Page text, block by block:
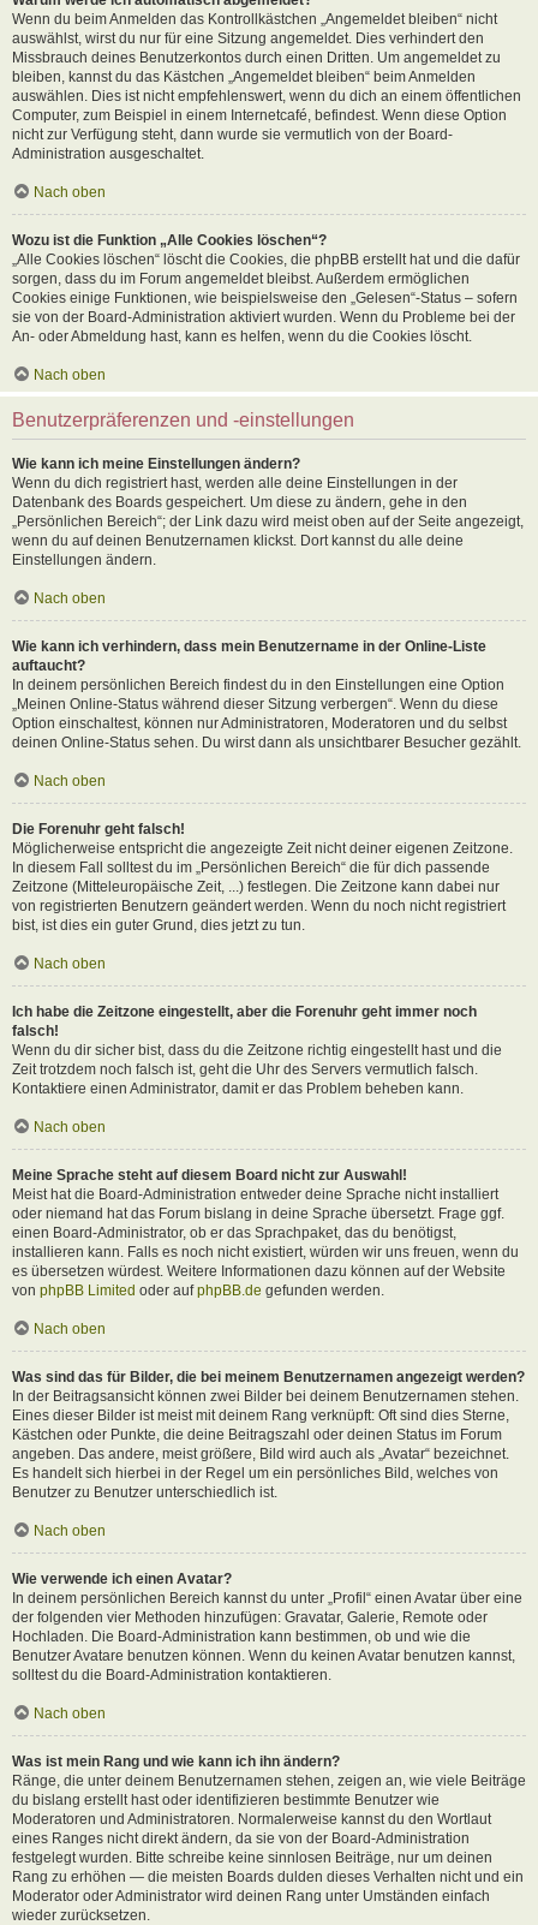
Wenn du beim Anmelden das Kontrollkästchen „Angemeldet bleiben“ nicht
auswählst, wirst du nur für eine Sitzung angemeldet. Dies verhindert den
Missbrauch deines Benutzerkontos durch einen Dritten. Um angemeldet zu
bleiben, kannst du das Kästchen „Angemeldet bleiben“ beim Anmelden
auswählen. Dies ist nicht empfehlenswert, wenn du dich an einem öffentlichen
Computer, zum Beispiel in einem Internetcafé, befindest. Wenn diese Option
nicht zur Verfügung steht, dann wurde sie vermutlich von der Board-
Administration ausgeschaltet.
Nach oben
Wozu ist die Funktion „Alle Cookies löschen“?
„Alle Cookies löschen“ löscht die Cookies, die phpBB erstellt hat und die dafür
sorgen, dass du im Forum angemeldet bleibst. Außerdem ermöglichen
Cookies einige Funktionen, wie beispielsweise den „Gelesen“-Status – sofern
sie von der Board-Administration aktiviert wurden. Wenn du Probleme bei der
An- oder Abmeldung hast, kann es helfen, wenn du die Cookies löscht.
Nach oben
Benutzerpräferenzen und -einstellungen
Wie kann ich meine Einstellungen ändern?
Wenn du dich registriert hast, werden alle deine Einstellungen in der
Datenbank des Boards gespeichert. Um diese zu ändern, gehe in den
„Persönlichen Bereich“; der Link dazu wird meist oben auf der Seite angezeigt,
wenn du auf deinen Benutzernamen klickst. Dort kannst du alle deine
Einstellungen ändern.
Nach oben
Wie kann ich verhindern, dass mein Benutzername in der Online-Liste
auftaucht?
In deinem persönlichen Bereich findest du in den Einstellungen eine Option
„Meinen Online-Status während dieser Sitzung verbergen“. Wenn du diese
Option einschaltest, können nur Administratoren, Moderatoren und du selbst
deinen Online-Status sehen. Du wirst dann als unsichtbarer Besucher gezählt.
Nach oben
Die Forenuhr geht falsch!
Möglicherweise entspricht die angezeigte Zeit nicht deiner eigenen Zeitzone.
In diesem Fall solltest du im „Persönlichen Bereich“ die für dich passende
Zeitzone (Mitteleuropäische Zeit, ...) festlegen. Die Zeitzone kann dabei nur
von registrierten Benutzern geändert werden. Wenn du noch nicht registriert
bist, ist dies ein guter Grund, dies jetzt zu tun.
Nach oben
Ich habe die Zeitzone eingestellt, aber die Forenuhr geht immer noch
falsch!
Wenn du dir sicher bist, dass du die Zeitzone richtig eingestellt hast und die
Zeit trotzdem noch falsch ist, geht die Uhr des Servers vermutlich falsch.
Kontaktiere einen Administrator, damit er das Problem beheben kann.
Nach oben
Meine Sprache steht auf diesem Board nicht zur Auswahl!
Meist hat die Board-Administration entweder deine Sprache nicht installiert
oder niemand hat das Forum bislang in deine Sprache übersetzt. Frage ggf.
einen Board-Administrator, ob er das Sprachpaket, das du benötigst,
installieren kann. Falls es noch nicht existiert, würden wir uns freuen, wenn du
es übersetzen würdest. Weitere Informationen dazu können auf der Website
von phpBB Limited oder aufphpBB.de gefunden werden.
Nach oben
Was sind das für Bilder, die bei meinem Benutzernamen angezeigt werden?
In der Beitragsansicht können zwei Bilder bei deinem Benutzernamen stehen.
Eines dieser Bilder ist meist mit deinem Rang verknüpft: Oft sind dies Sterne,
Kästchen oder Punkte, die deine Beitragszahl oder deinen Status im Forum
angeben. Das andere, meist größere, Bild wird auch als „Avatar“ bezeichnet.
Es handelt sich hierbei in der Regel um ein persönliches Bild, welches von
Benutzer zu Benutzer unterschiedlich ist.
Nach oben
Wie verwende ich einen Avatar?
In deinem persönlichen Bereich kannst du unter „Profil“ einen Avatar über eine
der folgenden vier Methoden hinzufügen: Gravatar, Galerie, Remote oder
Hochladen. Die Board-Administration kann bestimmen, ob und wie die
Benutzer Avatare benutzen können. Wenn du keinen Avatar benutzen kannst,
solltest du die Board-Administration kontaktieren.
Nach oben
Was ist mein Rang und wie kann ich ihn ändern?
Ränge, die unter deinem Benutzernamen stehen, zeigen an, wie viele Beiträge
du bislang erstellt hast oder identifizieren bestimmte Benutzer wie
Moderatoren und Administratoren. Normalerweise kannst du den Wortlaut
eines Ranges nicht direkt ändern, da sie von der Board-Administration
festgelegt wurden. Bitte schreibe keine sinnlosen Beiträge, nur um deinen
Rang zu erhöhen — die meisten Boards dulden dieses Verhalten nicht und ein
Moderator oder Administrator wird deinen Rang unter Umständen einfach
wieder zurücksetzen.